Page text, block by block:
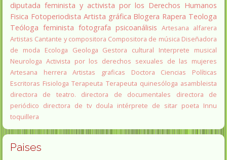
diputada feminista y activista por los Derechos Humanos
Fisica Fotoperiodista Artista gráfica Blogera Rapera Teologa
Teóloga feminista fotografa psicoanálisis Artesana alfarera
Artistas Cantante y compositora Compositora de música Diseñadora
de moda
Ecologa Geologa Gestora cultural
Interprete musical
Neurologa Activista por los derechos sexuales de las mujeres
Artesana herrera
Artistas graficas
Doctora Ciencias Políticas
Escritoras Fisiologa Terapeuta Terapeuta quinesóloga asambleista
directora de teatro.
directora de documentales
directora de
periódico directora de tv doula intérprete de sitar poeta Innu
toquillera
Paises